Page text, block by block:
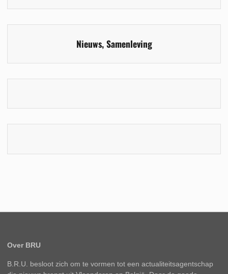
Nieuws,Samenleving
Over BRU
B.R.U. besloot zich om te vormen tot een actualiteitsagentschap